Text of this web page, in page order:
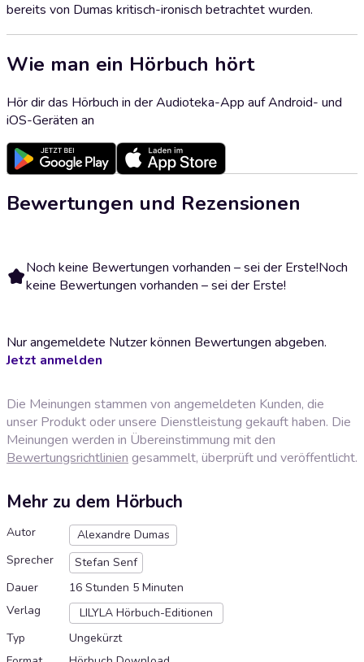
bereits von Dumas kritisch-ironisch betrachtet wurden.
Wie man ein Hörbuch hört
Hör dir das Hörbuch in der Audioteka-App auf Android- und
iOS-Geräten an
Bewertungen und Rezensionen
Noch keine Bewertungen vorhanden – sei der Erste!Noch
keine Bewertungen vorhanden – sei der Erste!
Nur angemeldete Nutzer können Bewertungen abgeben.
Jetzt anmelden
Die Meinungen stammen von angemeldeten Kunden, die
unser Produkt oder unsere Dienstleistung gekauft haben. Die
Meinungen werden in Übereinstimmung mit den
Bewertungsrichtlinien gesammelt, überprüft und veröffentlicht.
Mehr zu dem Hörbuch
Autor
Alexandre Dumas
Sprecher
Stefan Senf
Dauer
16 Stunden 5 Minuten
Verlag
LILYLA Hörbuch-Editionen
Typ
Ungekürzt